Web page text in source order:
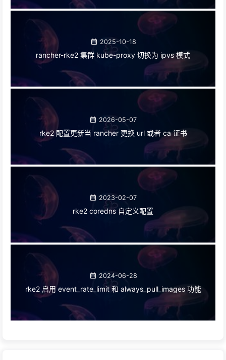
2025-10-18
rancher-rke2 集群 kube-proxy 切换为 ipvs 模式
2026-05-07
rke2 配置更新当 rancher 更换 url 或者 ca 证书
2023-02-07
rke2 coredns 自定义配置
2024-06-28
rke2 启用 event_rate_limit 和 always_pull_images 功能